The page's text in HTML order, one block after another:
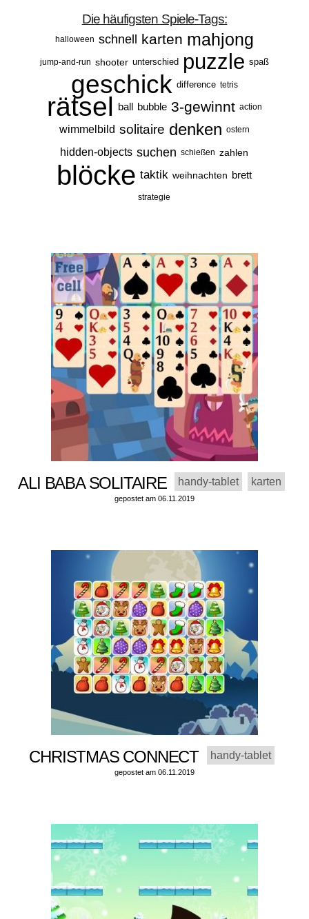
Die häufigsten Spiele-Tags:
halloween schnell karten mahjong
jump-and-run shooter unterschied puzzle spaß
geschick difference tetris
rätsel ball bubble 3-gewinnt action
wimmelbild solitaire denken ostern
hidden-objects suchen schießen zahlen
blöcke taktik weihnachten brett
strategie
ALI BABA SOLITAIRE handy-tablet karten
gepostet am 06.11.2019
CHRISTMAS CONNECT handy-tablet
gepostet am 06.11.2019